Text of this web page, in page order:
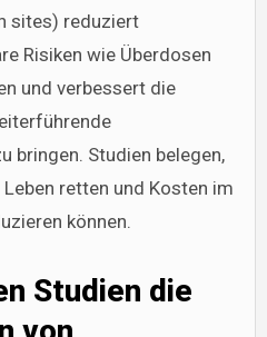
sites) reduziert
Risiken wie Überdosen
und verbessert die
bringen. Studien belegen,
retten und Kosten im
können.
Studien die